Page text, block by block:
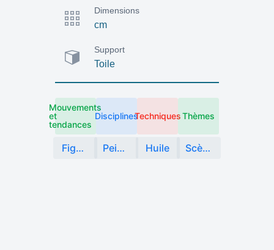
cm
Dimensions
Toile
Support
Mouvements
et
tendances
Figuration
Disciplines
Peinture
Techniques
Huile
Thèmes
Scène de genre